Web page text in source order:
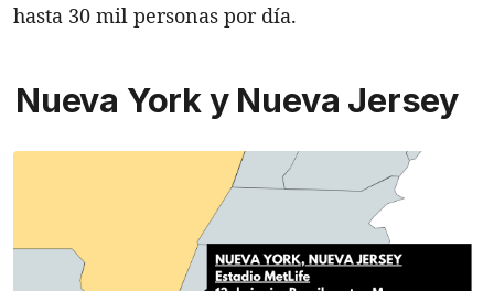
hasta 30 mil personas por día.
Nueva York y Nueva Jersey